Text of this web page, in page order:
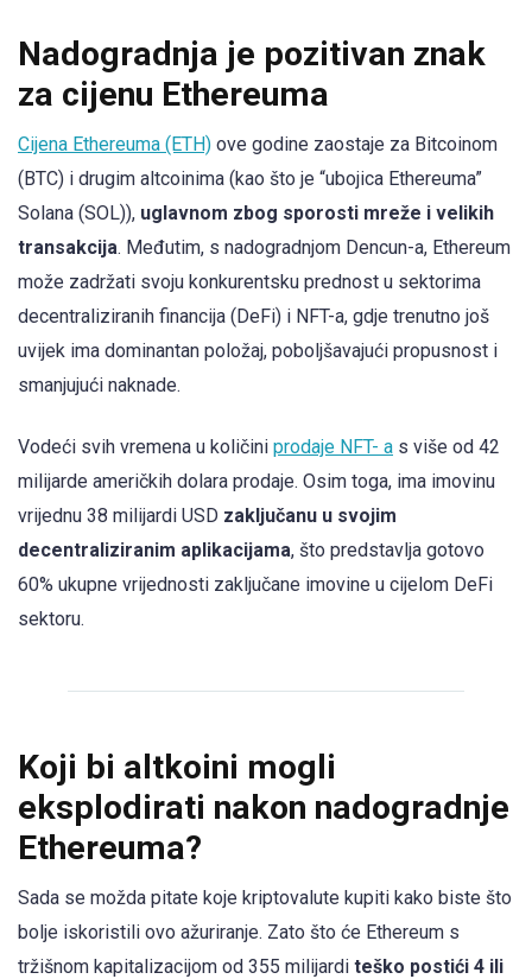
Nadogradnja je pozitivan znak
za cijenu Ethereuma
Cijena Ethereuma (ETH) ove godine zaostaje za Bitcoinom
(BTC) i drugim altcoinima (kao što je “ubojica Ethereuma”
Solana (SOL)), uglavnom zbog sporosti mreže i velikih
transakcija. Međutim, s nadogradnjom Dencun-a, Ethereum
može zadržati svoju konkurentsku prednost u sektorima
decentraliziranih financija (DeFi) i NFT-a, gdje trenutno još
uvijek ima dominantan položaj, poboljšavajući propusnost i
smanjujući naknade.
Vodeći svih vremena u količini prodaje NFT- a s više od 42
milijarde američkih dolara prodaje. Osim toga, ima imovinu
vrijednu 38 milijardi USD zaključanu u svojim
decentraliziranim aplikacijama, što predstavlja gotovo
60% ukupne vrijednosti zaključane imovine u cijelom DeFi
sektoru.
Koji bi altkoini mogli
eksplodirati nakon nadogradnje
Ethereuma?
Sada se možda pitate koje kriptovalute kupiti kako biste što
bolje iskoristili ovo ažuriranje. Zato što će Ethereum s
tržišnom kapitalizacijom od 355 milijardi teško postići 4 ili